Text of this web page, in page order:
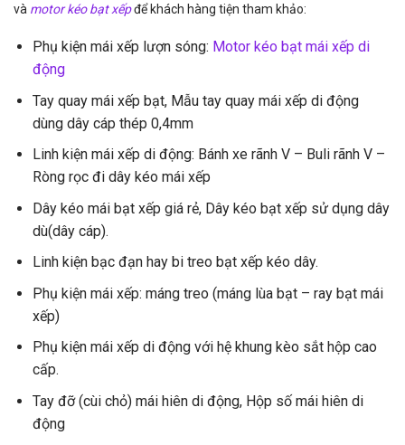
và motor kéo bạt xếpđể khách hàng tiện tham khảo:
Phụ kiện mái xếp lượn sóng: Motor kéo bạt mái xếp di
động
Tay quay mái xếp bạt, Mẫu tay quay mái xếp di động
dùng dây cáp thép 0,4mm
Linh kiện mái xếp di động: Bánh xe rãnh V – Buli rãnh V –
Ròng rọc đi dây kéo mái xếp
Dây kéo mái bạt xếp giá rẻ, Dây kéo bạt xếp sử dụng dây
dù(dây cáp).
Linh kiện bạc đạn hay bi treo bạt xếp kéo dây.
Phụ kiện mái xếp: máng treo (máng lùa bạt – ray bạt mái
xếp)
Phụ kiện mái xếp di động với hệ khung kèo sắt hộp cao
cấp.
Tay đỡ (cùi chỏ) mái hiên di động, Hộp số mái hiên di
động